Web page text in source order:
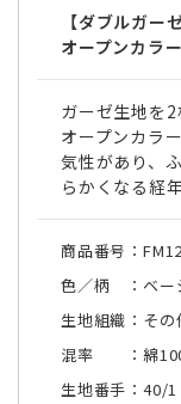
【ダブルガー
オープンカラ
ガーゼ生地を
オープンカラ
気性があり、
らかくなる経
商品番号：
色／柄 ：ベー
生地組織：その
混率 ：綿
生地番手：40/1